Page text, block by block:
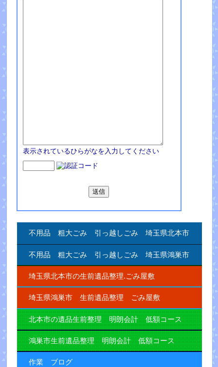
表示されているひらがなを入力してください
不用品 粗大ごみ 引っ越しごみ 埼玉県北本市
不用品 粗大ごみ 引っ越しごみ 埼玉県鴻巣市
埼玉県北本市の生前遺品整理.ごみ屋敷
埼玉県鴻巣市 生前遺品整理 ごみ屋敷
北本市の遺品生前整理 明朗会計 低額コース
鴻巣市生前遺品整理 明朗会計 低額コース
作業 ブログ